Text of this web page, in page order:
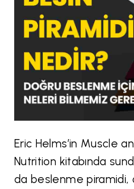
Eric Helms’in Muscle
Nutrition kitabında
da beslenme piramidi,